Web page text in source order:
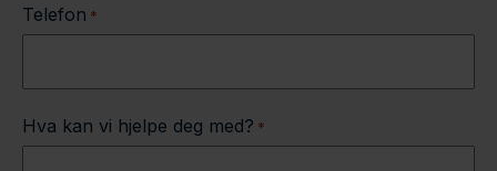
Telefon *
Hva kan vi hjelpe deg med? *